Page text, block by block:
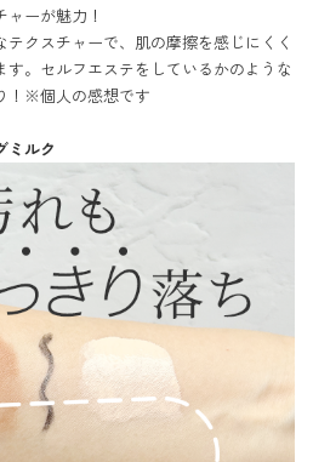
ーが魅力！
クスチャーで、肌の摩擦を感じにくく
。セルフエステをしているかのような
！※個人の感想です
ミルク